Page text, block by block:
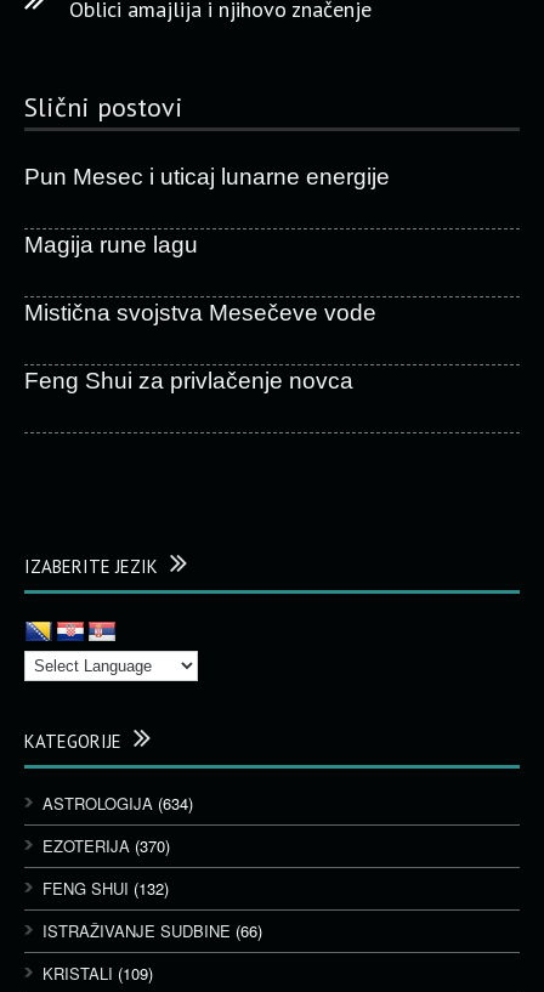
Oblici amajlija i njihovo značenje
Slični postovi
Pun Mesec i uticaj lunarne energije
Magija rune lagu
Mistična svojstva Mesečeve vode
Feng Shui za privlačenje novca
IZABERITE JEZIK
KATEGORIJE
ASTROLOGIJA (634)
EZOTERIJA (370)
FENG SHUI (132)
ISTRAŽIVANJE SUDBINE (66)
KRISTALI (109)